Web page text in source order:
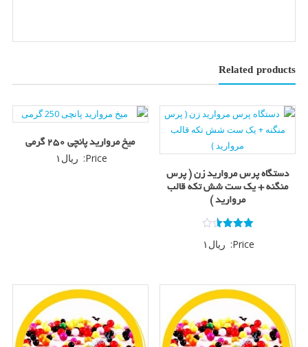
Related products
دستگاه پرس مروارید زن ( پرس
منگنه + یک ست شش تکه قالب
مروارید )
3.50
Price: ریال ۱
میخ مروارید پانچی 250 گرمی
Price: ریال ۱